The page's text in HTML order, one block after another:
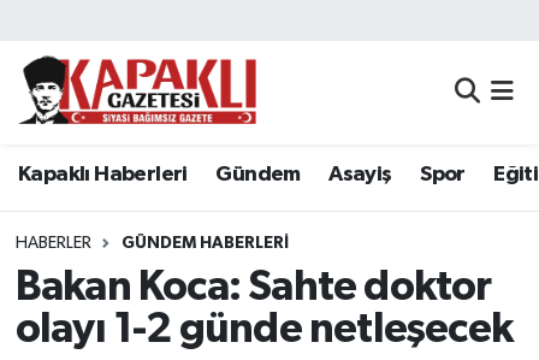
Kapaklı Haberleri Gündem Asayiş Spor
HABERLER GÜNDEM HABERLERI
Bakan Koca: Sahte doktor
olayı 1-2 günde netleşecek
Kapaklı Haberleri
Asayiş
Spor
Eğitim
Tekirdağ Nöbetçi Eczaneler
Tekirdağ Namaz Vakitleri
Tekirdağ Trafik Yoğunluk Haritası
Süper Lig Puan Durumu ve Fikstür